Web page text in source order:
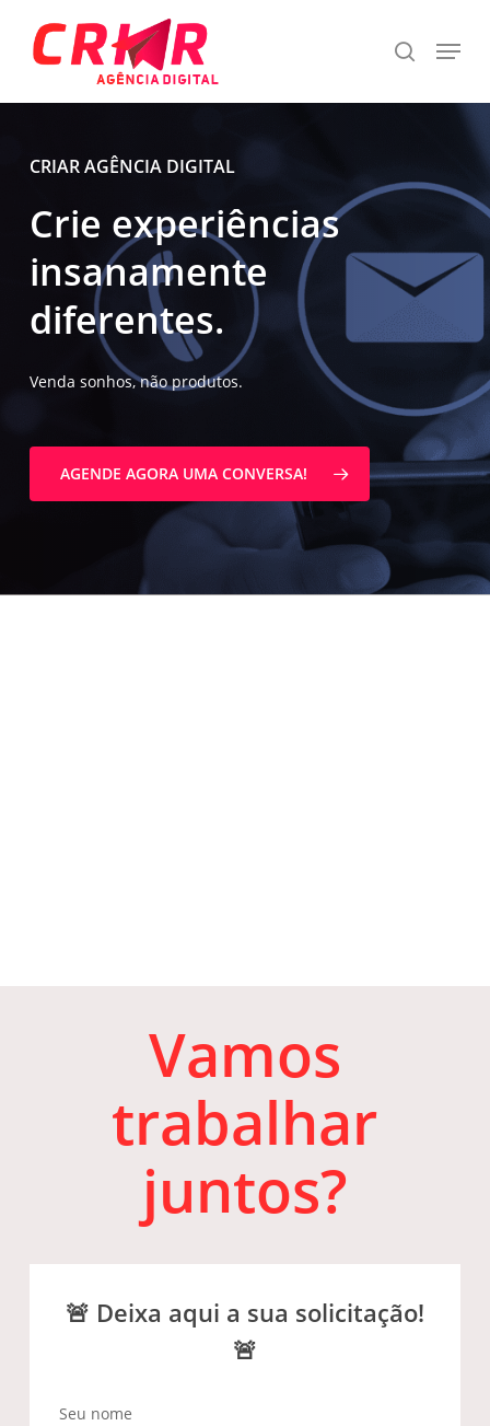
main
content
search
Menu
CRIAR AGÊNCIA DIGITAL
Crie experiências
insanamente
diferentes.
Venda sonhos, não produtos.
AGENDE AGORA UMA CONVERSA!
Vamos
trabalhar
juntos?
🚨​ Deixa aqui a sua solicitação!
🚨​
Seu nome